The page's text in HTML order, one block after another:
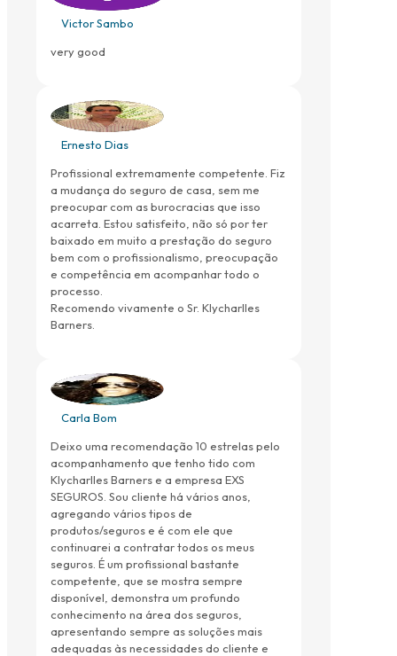
Victor Sambo
very good
Ernesto Dias
Profissional extremamente competente. Fiz
a mudança do seguro de casa, sem me
preocupar com as burocracias que isso
acarreta. Estou satisfeito, não só por ter
baixado em muito a prestação do seguro
bem com o profissionalismo, preocupação
e competência em acompanhar todo o
processo.
Recomendo vivamente o Sr. Klycharlles
Barners.
Carla Bom
Deixo uma recomendação 10 estrelas pelo
acompanhamento que tenho tido com
Klycharlles Barners e a empresa EXS
SEGUROS. Sou cliente há vários anos,
agregando vários tipos de
produtos/seguros e é com ele que
continuarei a contratar todos os meus
seguros. É um profissional bastante
competente, que se mostra sempre
disponível, demonstra um profundo
conhecimento na área dos seguros,
apresentando sempre as soluções mais
adequadas às necessidades do cliente e